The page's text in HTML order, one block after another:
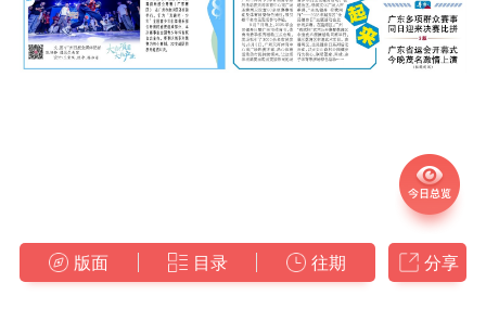
版面 目录 往期 分享